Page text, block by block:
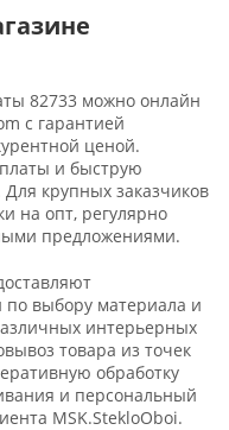
82733 можно онлайн
с гарантией
ценой.
и быструю
крупных заказчиков
на опт, регулярно
предложениями.
выбору материала и
интерьерных
товара из точек
обработку
и персональный
MSK.StekloOboi.